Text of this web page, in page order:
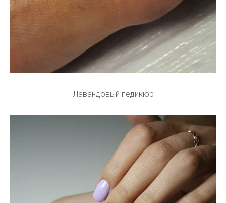
Лавандовый педикюр